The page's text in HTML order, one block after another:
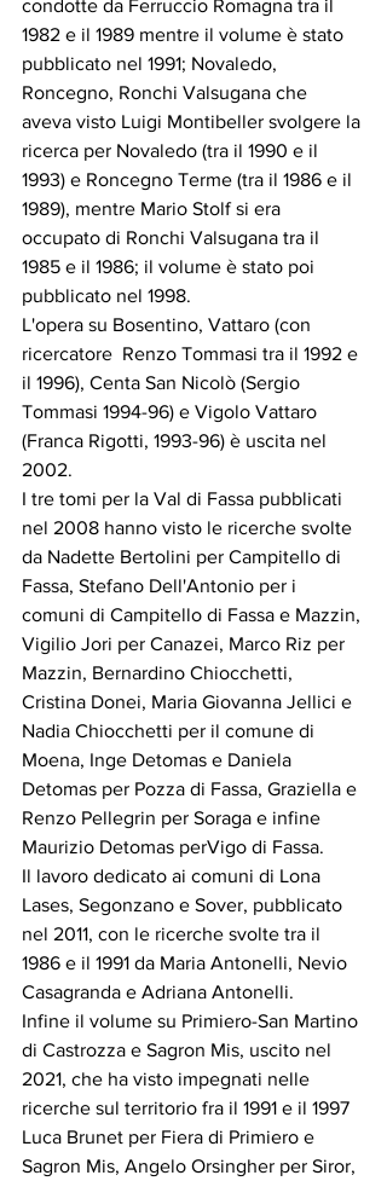
condotte da Ferruccio Romagna tra il
1982 e il 1989 mentre il volume è stato
pubblicato nel 1991; Novaledo,
Roncegno, Ronchi Valsugana che
aveva visto Luigi Montibeller svolgere la
ricerca per Novaledo (tra il 1990 e il
1993) e Roncegno Terme (tra il 1986 e il
1989), mentre Mario Stolf si era
occupato di Ronchi Valsugana tra il
1985 e il 1986; il volume è stato poi
pubblicato nel 1998.
L'opera su Bosentino, Vattaro (con
ricercatore  Renzo Tommasi tra il 1992 e
il 1996), Centa San Nicolò (Sergio
Tommasi 1994-96) e Vigolo Vattaro
(Franca Rigotti, 1993-96) è uscita nel
2002.
I tre tomi per la Val di Fassa pubblicati
nel 2008 hanno visto le ricerche svolte
da Nadette Bertolini per Campitello di
Fassa, Stefano Dell'Antonio per i
comuni di Campitello di Fassa e Mazzin,
Vigilio Jori per Canazei, Marco Riz per
Mazzin, Bernardino Chiocchetti,
Cristina Donei, Maria Giovanna Jellici e
Nadia Chiocchetti per il comune di
Moena, Inge Detomas e Daniela
Detomas per Pozza di Fassa, Graziella e
Renzo Pellegrin per Soraga e infine
Maurizio Detomas perVigo di Fassa.
Il lavoro dedicato ai comuni di Lona
Lases, Segonzano e Sover, pubblicato
nel 2011, con le ricerche svolte tra il
1986 e il 1991 da Maria Antonelli, Nevio
Casagranda e Adriana Antonelli.
Infine il volume su Primiero-San Martino
di Castrozza e Sagron Mis, uscito nel
2021, che ha visto impegnati nelle
ricerche sul territorio fra il 1991 e il 1997
Luca Brunet per Fiera di Primiero e
Sagron Mis, Angelo Orsingher per Siror,